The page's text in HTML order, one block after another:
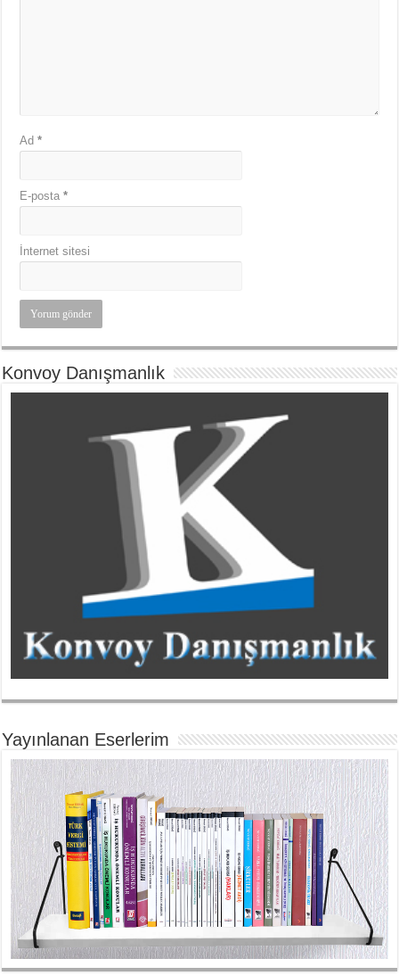
Ad*
E-posta*
İnternet sitesi
Konvoy Danışmanlık
Yayınlanan Eserlerim